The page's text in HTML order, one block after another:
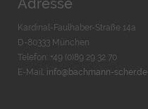
Adresse
Kardinal-Faulhaber-Straße 14a
D-80333 München
Telefon: +49 (0)89 29 32 70
E-Mail: info@bachmann-scher.de